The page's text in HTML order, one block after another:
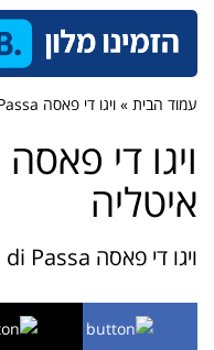
עמוד הבית » ויגו די פאסה Vigo di Passa איטליה
איטליה
ויגו די פאסה Vigo di Passa איטליה